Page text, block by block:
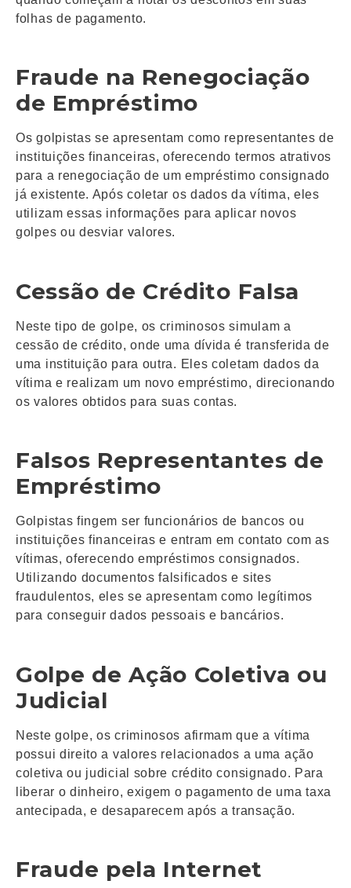
folhas de pagamento.
Fraude na Renegociação
de Empréstimo
Os golpistas se apresentam como representantes de
instituições financeiras, oferecendo termos atrativos
para a renegociação de um empréstimo consignado
já existente. Após coletar os dados da vítima, eles
utilizam essas informações para aplicar novos
golpes ou desviar valores.
Cessão de Crédito Falsa
Neste tipo de golpe, os criminosos simulam a
cessão de crédito, onde uma dívida é transferida de
uma instituição para outra. Eles coletam dados da
vítima e realizam um novo empréstimo, direcionando
os valores obtidos para suas contas.
Falsos Representantes de
Empréstimo
Golpistas fingem ser funcionários de bancos ou
instituições financeiras e entram em contato com as
vítimas, oferecendo empréstimos consignados.
Utilizando documentos falsificados e sites
fraudulentos, eles se apresentam como legítimos
para conseguir dados pessoais e bancários.
Golpe de Ação Coletiva ou
Judicial
Neste golpe, os criminosos afirmam que a vítima
possui direito a valores relacionados a uma ação
coletiva ou judicial sobre crédito consignado. Para
liberar o dinheiro, exigem o pagamento de uma taxa
antecipada, e desaparecem após a transação.
Fraude pela Internet